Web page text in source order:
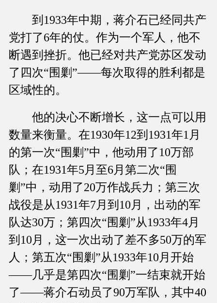
到1933年中期，蒋介石已经同共产
党打了6年的仗。作为一个军人，他不
断遇到挫折。他已经对共产党苏区发动
了四次“围剿”——每次取得的胜利都是
区域性的。
他的决心不断增长，这一点可以用
数量来衡量。在1930年12到1931年1月
的第一次“围剿”中，他动用了10万部
队；在1931年5月至6月第二次“围
剿”中，动用了20万作战兵力；第三次
战役是从1931年7月到10月，出动的军
队达30万；第四次“围剿”从1933年4月
到10月，这一次出动了差不多50万的军
人；第五次“围剿”从1933年10月开始
——几乎是第四次“围剿”一结束就开始
了——蒋介石动员了90万军队，其中40